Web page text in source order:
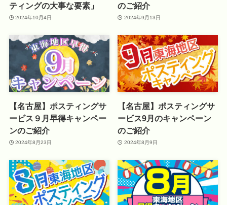
ティングの大事な要素」
2024年10月4日
のご紹介
2024年9月13日
【名古屋】ポスティングサ
ービス９月早得キャンペー
ンのご紹介
2024年8月23日
【名古屋】ポスティングサ
ービス9月のキャンペーン
のご紹介
2024年8月9日